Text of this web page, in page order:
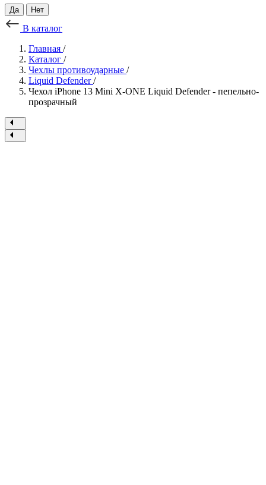
Да Нет
В каталог
Главная /
Каталог /
Чехлы противоударные /
Liquid Defender/
Чехол iPhone 13 Mini X-ONE Liquid Defender - пепельно-
прозрачный